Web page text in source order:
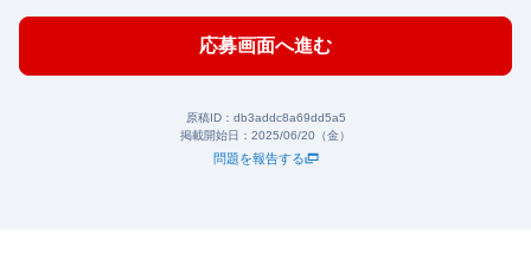
応募画面へ進む
原稿ID： db3addc8a69dd5a5
掲載開始日： 2025/06/20（金）
問題を報告する